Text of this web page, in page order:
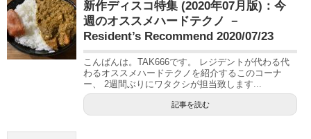
新作ディスコ特集 (2020年07月版)：今
週のオススメハードテクノ －
Resident’s Recommend 2020/07/23
こんばんは。TAK666です。 レジデントが代わる代
わるオススメハードテクノを紹介するこのコーナ
ー、 2週間ぶりにワタクシが担当致します...
記事を読む